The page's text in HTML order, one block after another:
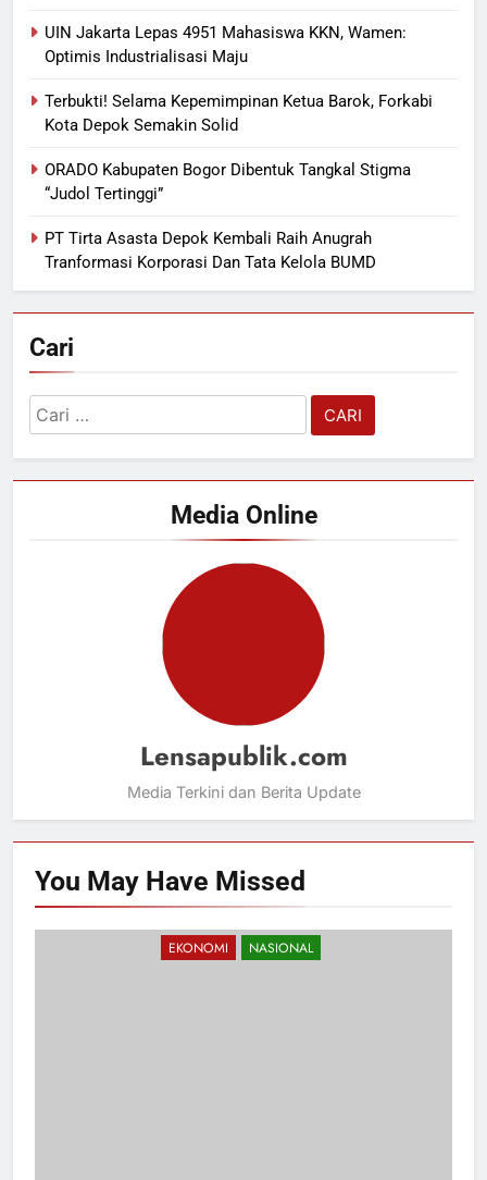
UIN Jakarta Lepas 4951 Mahasiswa KKN, Wamen:
Optimis Industrialisasi Maju
Terbukti! Selama Kepemimpinan Ketua Barok, Forkabi
Kota Depok Semakin Solid
ORADO Kabupaten Bogor Dibentuk Tangkal Stigma
“Judol Tertinggi”
PT Tirta Asasta Depok Kembali Raih Anugrah
Tranformasi Korporasi Dan Tata Kelola BUMD
Cari
Cari
untuk:
Media Online
Lensapublik.com
Media Terkini dan Berita Update
You May Have Missed
EKONOMI NASIONAL